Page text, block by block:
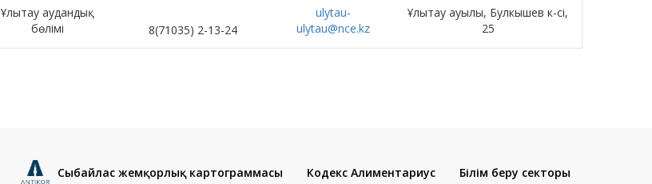
Ұлытау аудандық
бөлімі
8(71035) 2-13-24
ulytau-
ulytau@nce.kz
Ұлытау ауылы, Булкышев к-сі,
25
Сыбайлас жемқорлық картограммасы Кодекс Алиментариус Білім беру секторы